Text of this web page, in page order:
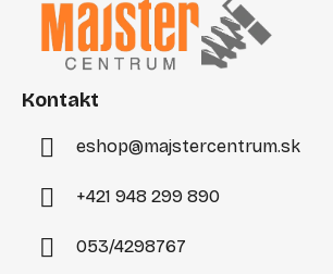
Kontakt
eshop@majstercentrum.sk
+421 948 299 890
053/4298767